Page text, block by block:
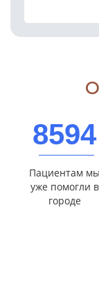
8594
Пациентам мы
уже помогли в
городе